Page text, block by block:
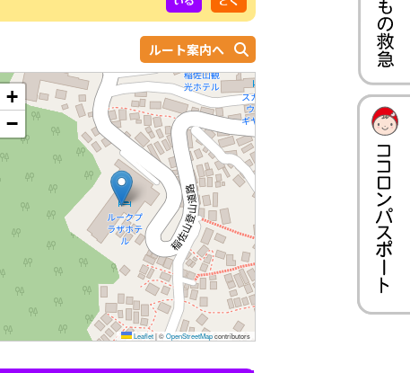
ルート案内へ
+
−
Leaflet|©OpenStreetMapcontributors